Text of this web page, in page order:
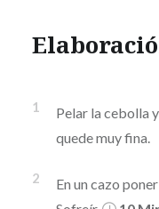
1
Pelar la cebolla
quede muy fina.
2
En un cazo